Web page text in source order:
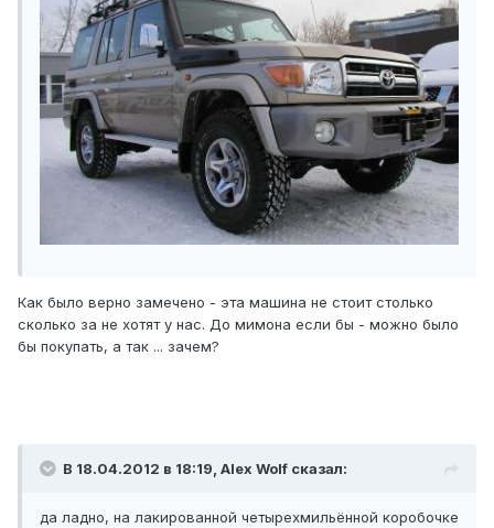
Как было верно замечено - эта машина не стоит столько
сколько за не хотят у нас. До мимона если бы - можно было
бы покупать, а так ... зачем?
В 18.04.2012 в 18:19, Alex Wolf сказал:
да ладно, на лакированной четырехмильённой коробочке